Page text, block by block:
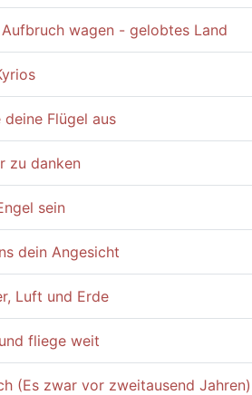
Aufbruch wagen - gelobtes Land
Flügel aus
zu danken
sein
dein Angesicht
Luft und Erde
fliege weit
(Es zwar vor zweitausend Jahren)